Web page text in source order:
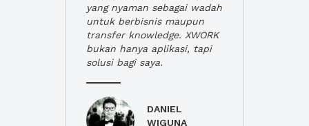
yang nyaman sebagai wadah
untuk berbisnis maupun
transfer knowledge. XWORK
bukan hanya aplikasi, tapi
solusi bagi saya.
DANIEL
WIGUNA